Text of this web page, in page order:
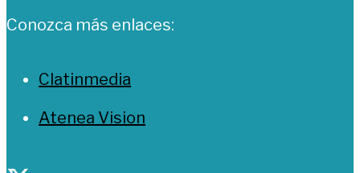
Conozca más enlaces:
Clatinmedia
Atenea Vision